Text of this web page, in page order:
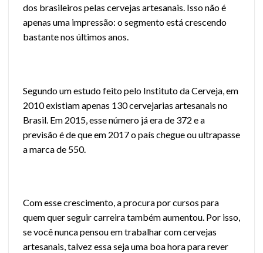
dos brasileiros pelas cervejas artesanais. Isso não é
apenas uma impressão: o segmento está crescendo
bastante nos últimos anos.
Segundo um estudo feito pelo Instituto da Cerveja, em
2010 existiam apenas 130 cervejarias artesanais no
Brasil. Em 2015, esse número já era de 372 e a
previsão é de que em 2017 o país chegue ou ultrapasse
a marca de 550.
Com esse crescimento, a procura por cursos para
quem quer seguir carreira também aumentou. Por isso,
se você nunca pensou em trabalhar com cervejas
artesanais, talvez essaseja uma boa hora para rever